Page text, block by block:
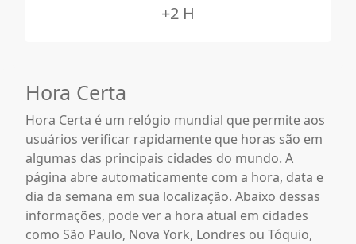
+2 H
Hora Certa
Hora Certa é um relógio mundial que permite aos
usuários verificar rapidamente que horas são em
algumas das principais cidades do mundo. A
página abre automaticamente com a hora, data e
dia da semana em sua localização. Abaixo dessas
informações, pode ver a hora atual em cidades
como São Paulo, Nova York, Londres ou Tóquio,